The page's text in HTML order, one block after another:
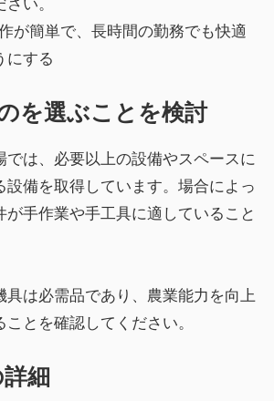
い。
が簡単で、長時間の勤務でも快適
にする
を選ぶことを検討
では、必要以上の設備やスペースに
設備を取得しています。場合によっ
が手作業や手工具に適していること
具は必需品であり、農業能力を向上
とを確認してください。
詳細